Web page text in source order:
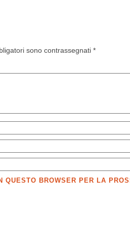
sono contrassegnati *
BROWSER PER LA